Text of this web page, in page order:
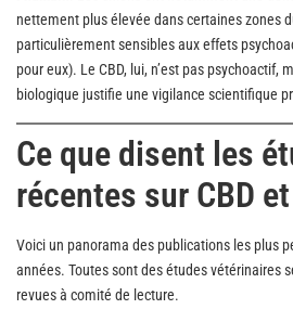
nettement plus élevée dans certaines zones
particulièrement sensibles aux effets
pour eux). Le CBD, lui, n’est pas psychoactif,
biologique justifie une vigilance scientifique
Ce que disent les
récentes sur CBD
Voici un panorama des publications les plus
années. Toutes sont des études vétérinaires
revues à comité de lecture.